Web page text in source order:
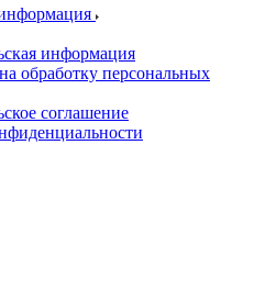
информация
обработку персональных
соглашение